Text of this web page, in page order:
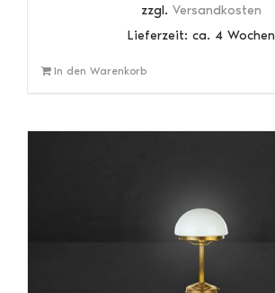
zzgl. Versandkosten
Lieferzeit: ca. 4 Wochen
In den Warenkorb